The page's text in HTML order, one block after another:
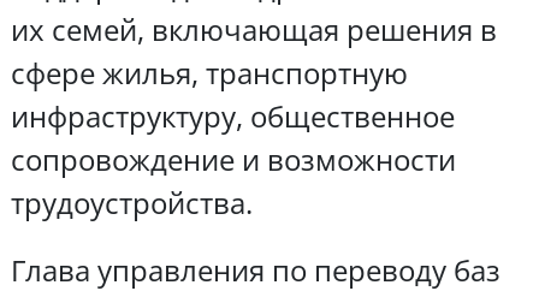
их семей, включающая решения в
сфере жилья, транспортную
инфраструктуру, общественное
сопровождение и возможности
трудоустройства.
Глава управления по переводу баз